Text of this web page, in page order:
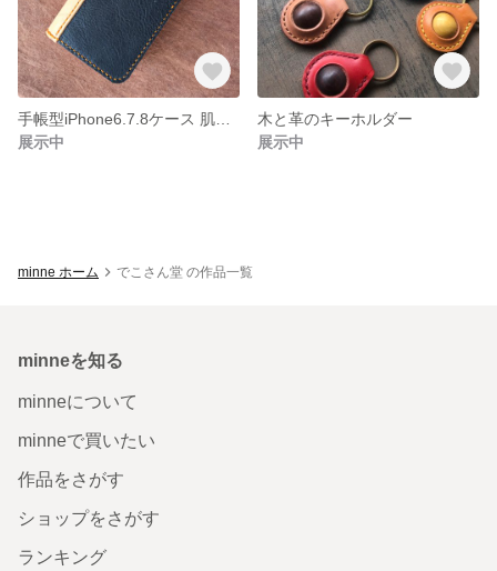
展示中
木と革のキーホルダー
展示中
minne ホーム でこさん堂 の作品一覧
minneを知る
minneについて
minneで買いたい
作品をさがす
ショップをさがす
ランキング